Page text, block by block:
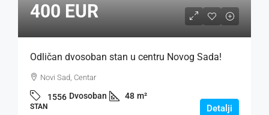
400 EUR
Odličan dvosoban stan u centru Novog Sada!
Novi Sad, Centar
1556 Dvosoban 48 m²
STAN Detalji